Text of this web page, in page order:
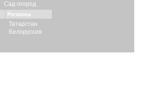
Сад-огород
Регионы
Татарстан
Белоруссия